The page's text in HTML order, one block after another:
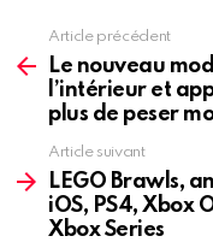
more
Article précédent
Le nouveau
l’intérieur et
plus de peser
Article suivant
LEGO Brawls,
iOS, PS4, Xbox
Xbox Series